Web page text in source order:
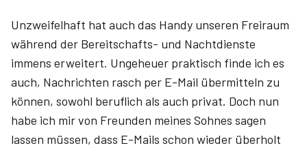
Unzweifelhaft hat auch das Handy unseren Freiraum
während der Bereitschafts- und Nachtdienste
immens erweitert. Ungeheuer praktisch finde ich es
auch, Nachrichten rasch per E-Mail übermitteln zu
können, sowohl beruflich als auch privat. Doch nun
habe ich mir von Freunden meines Sohnes sagen
lassen müssen, dass E-Mails schon wieder überholt